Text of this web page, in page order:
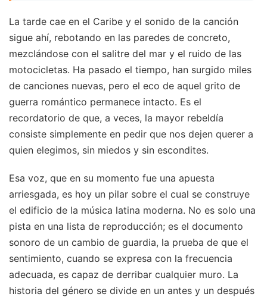
La tarde cae en el Caribe y el sonido de la canción
sigue ahí, rebotando en las paredes de concreto,
mezclándose con el salitre del mar y el ruido de las
motocicletas. Ha pasado el tiempo, han surgido miles
de canciones nuevas, pero el eco de aquel grito de
guerra romántico permanece intacto. Es el
recordatorio de que, a veces, la mayor rebeldía
consiste simplemente en pedir que nos dejen querer a
quien elegimos, sin miedos y sin escondites.
Esa voz, que en su momento fue una apuesta
arriesgada, es hoy un pilar sobre el cual se construye
el edificio de la música latina moderna. No es solo una
pista en una lista de reproducción; es el documento
sonoro de un cambio de guardia, la prueba de que el
sentimiento, cuando se expresa con la frecuencia
adecuada, es capaz de derribar cualquier muro. La
historia del género se divide en un antes y un después